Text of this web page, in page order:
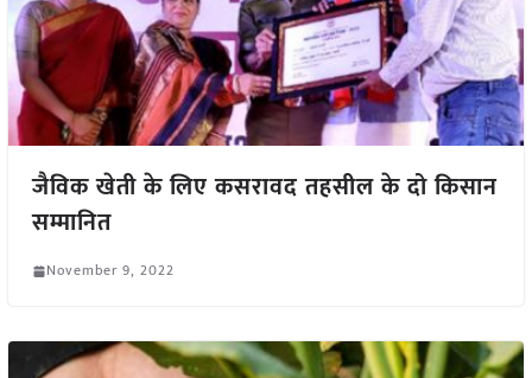
जैविक खेती के लिए कसरावद तहसील के दो किसान
सम्मानित
November 9, 2022